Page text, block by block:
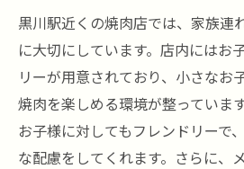
黒川駅近くの焼肉店では、家族連
に大切にしています。店内にはお
リーが用意されており、小さなお
焼肉を楽しめる環境が整っていま
お子様に対してもフレンドリーで
な配慮をしてくれます。さらに、